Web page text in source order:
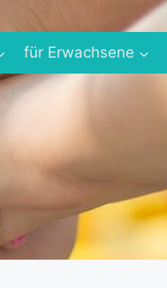
für Erwachsene